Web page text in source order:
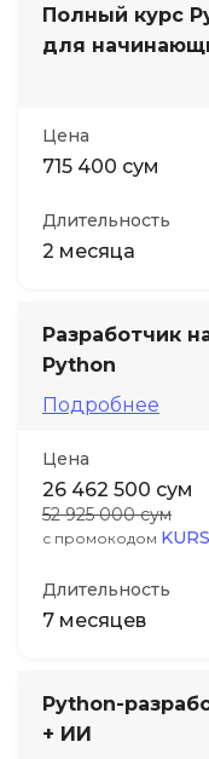
Полный курс
для
Цена
715 400 сум
Длительность
2 месяца
Разработчик
Python
Подробнее
Цена
26 462 500 сум
52 925 000 сум
с промокодом
Длительность
7 месяцев
Python-
+ ИИ